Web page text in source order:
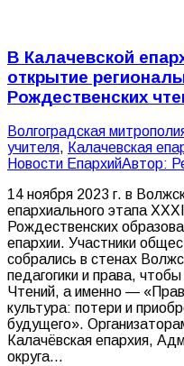
В Калачевской
открытие
Рождественских
Волгоградская
учителя, Калачевская
Новости ЕпархийАвтор:
14 ноября 2023 г. в
епархиального этапа
Рождественских
епархии. Участники
собрались в стенах
педагогики и права,
Чтений, а именно —
культура: потери и
будущего».
Калачёвская епархия,
округа…